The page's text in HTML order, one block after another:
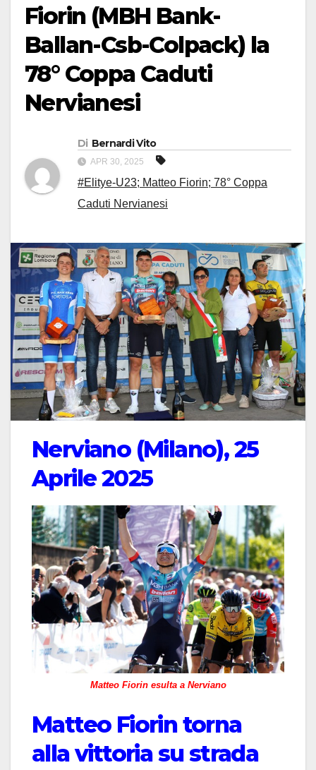
Fiorin (MBH Bank-
Ballan-Csb-Colpack) la
78° Coppa Caduti
Nervianesi
Di Bernardi Vito
APR 30, 2025
#Elitye-U23; Matteo Fiorin; 78° Coppa
Caduti Nervianesi
Nerviano (Milano), 25
Aprile 2025
Matteo Fiorin esulta a Nerviano
Matteo Fiorin torna
alla vittoria su strada